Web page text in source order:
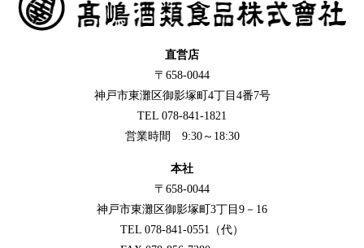
直営店
〒658-0044
神戸市東灘区御影塚町4丁目4番7号
TEL 078-841-1821
営業時間 9:30～18:30
本社
〒658-0044
神戸市東灘区御影塚町3丁目9－16
TEL 078-841-0551（代）